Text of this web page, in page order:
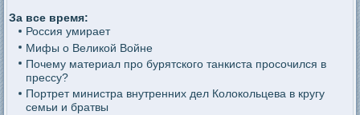
За все время:
Россия умирает
Мифы о Великой Войне
Почему материал про бурятского танкиста просочился в
прессу?
Портрет министра внутренних дел Колокольцева в кругу
семьи и братвы